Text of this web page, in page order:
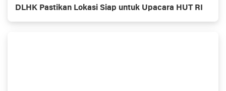
DLHK Pastikan Lokasi Siap untuk Upacara HUT RI